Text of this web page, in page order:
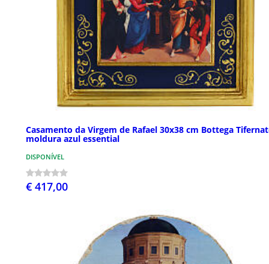
Casamento da Virgem de Rafael 30x38 cm Bottega
moldura azul essential
DISPONÍVEL
€ 417,00